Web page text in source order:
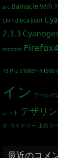
arc Barnacle Wifi
CM7.0 RC4 k001
2.3.3
dropbox
10 Pro ¥1000〜¥1500
イン アールグ
レット テザリ
ド ワイナリー 上位ラ
最近のコメ